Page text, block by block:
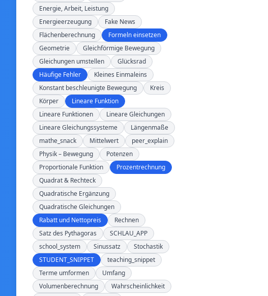
Energie, Arbeit, Leistung
Energieerzeugung
Fake News
Flächenberechnung
Formeln einsetzen
Geometrie
Gleichförmige Bewegung
Gleichungen umstellen
Glücksrad
Häufige Fehler
Kleines Einmaleins
Konstant beschleunigte Bewegung
Kreis
Körper
Lineare Funktion
Lineare Funktionen
Lineare Gleichungen
Lineare Gleichungssysteme
Längenmaße
mathe_snack
Mittelwert
peer_explain
Physik – Bewegung
Potenzen
Proportionale Funktion
Prozentrechnung
Quadrat & Rechteck
Quadratische Ergänzung
Quadratische Gleichungen
Rabatt und Nettopreis
Rechnen
Satz des Pythagoras
SCHLAU_APP
school_system
Sinussatz
Stochastik
STUDENT_SNIPPET
teaching_snippet
Terme umformen
Umfang
Volumenberechnung
Wahrscheinlichkeit